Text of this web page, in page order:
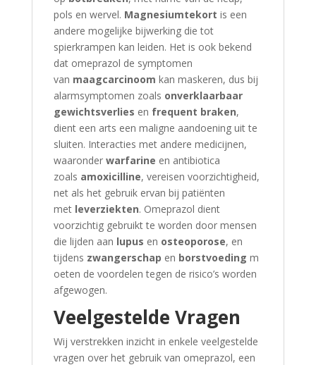
pols en wervel. Magnesiumtekort is een
andere mogelijke bijwerking die tot
spierkrampen kan leiden. Het is ook bekend
dat omeprazol de symptomen
van maagcarcinoom kan maskeren, dus bij
alarmsymptomen zoals onverklaarbaar
gewichtsverlies en frequent braken,
dient een arts een maligne aandoening uit te
sluiten. Interacties met andere medicijnen,
waaronder warfarine en antibiotica
zoals amoxicilline, vereisen voorzichtigheid,
net als het gebruik ervan bij patiënten
met leverziekten. Omeprazol dient
voorzichtig gebruikt te worden door mensen
die lijden aan lupus en osteoporose, en
tijdens zwangerschap en borstvoeding m
oeten de voordelen tegen de risico’s worden
afgewogen.
Veelgestelde Vragen
Wij verstrekken inzicht in enkele veelgestelde
vragen over het gebruik van omeprazol, een